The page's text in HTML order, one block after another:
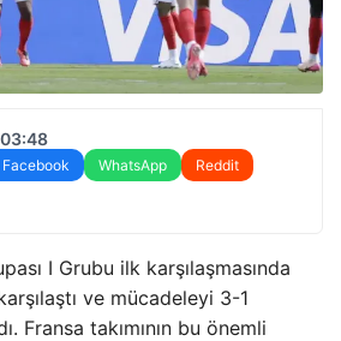
Facebook WhatsApp
Reddit
I Grubu ilk karşılaşmasında
ve mücadeleyi 3-1
Fransa takımının bu önemli